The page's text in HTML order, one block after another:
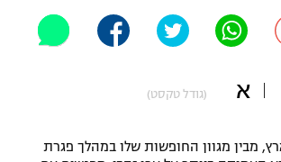
– פודקאסט
בפרסים
א (גודל טקסט)
מבין מגוון החופשות שלו במהלך פגרת